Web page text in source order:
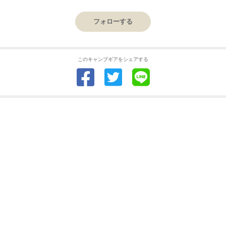
フォローする
このキャンプギアをシェアする